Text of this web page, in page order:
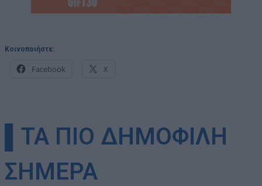
Κοινοποιήστε:
Facebook X
▌ΤΑ ΠΙΟ ΔΗΜΟΦΙΛΗ
ΣΗΜΕΡΑ